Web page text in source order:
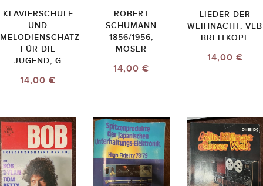
KLAVIERSCHULE
UND
MELODIENSCHATZ
FÜR DIE
JUGEND, G
14,00 €
ROBERT
SCHUMANN
1856/1956,
MOSER
14,00 €
LIEDER DER
WEIHNACHT, VEB
BREITKOPF
14,00 €